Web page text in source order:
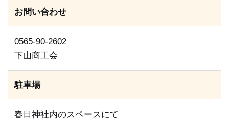
お問い合わせ
0565‐90‐2602
下山商工会
駐車場
春日神社内のスペースにて